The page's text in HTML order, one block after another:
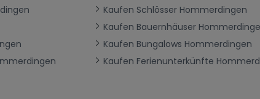
Kaufen Schlösser Hommerdingen
Kaufen Bauernhäuser
Kaufen Bungalows Hommerdingen
Kaufen Ferienunterkünfte